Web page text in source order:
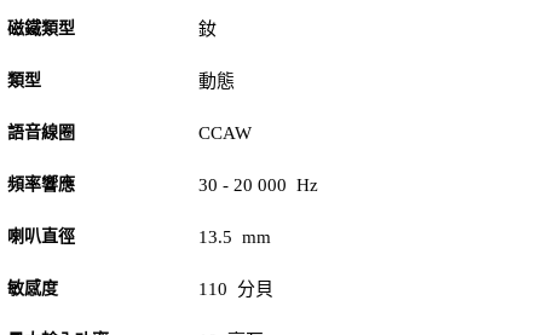
磁鐵類型 釹
類型 動態
語音線圈 CCAW
頻率響應 30 - 20 000 Hz
喇叭直徑 13.5 mm
敏感度 110 分貝